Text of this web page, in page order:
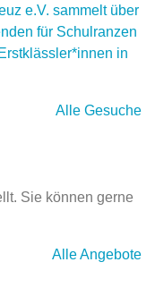
e.V. sammelt über
für Schulranzen
in
Alle Gesuche
Sie können gerne
Alle Angebote